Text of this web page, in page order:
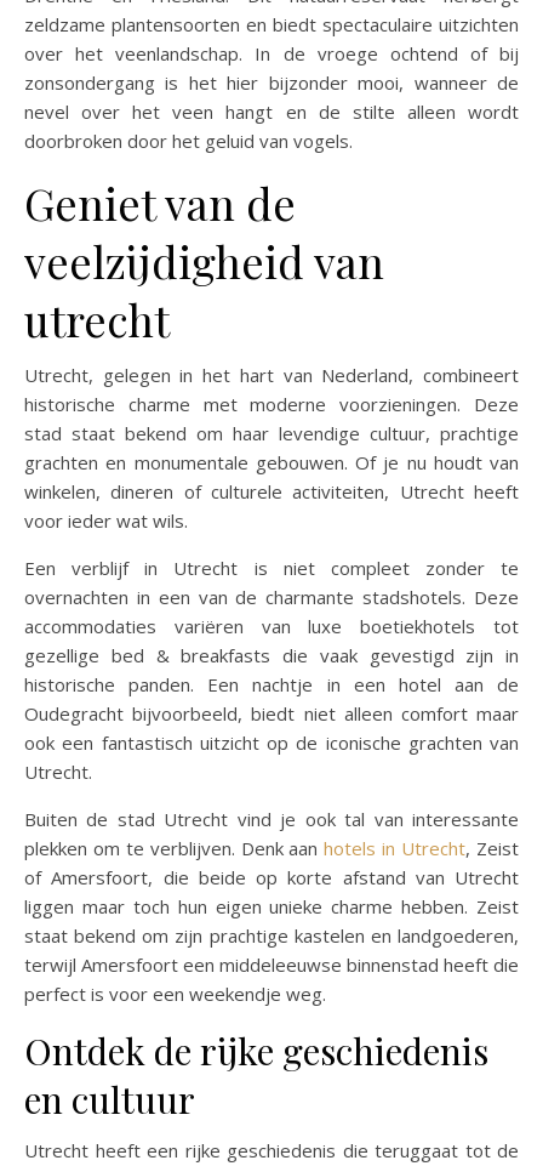
zeldzame plantensoorten en biedt spectaculaire uitzichten
over het veenlandschap. In de vroege ochtend of bij
zonsondergang is het hier bijzonder mooi, wanneer de
nevel over het veen hangt en de stilte alleen wordt
doorbroken door het geluid van vogels.
Geniet van de
veelzijdigheid van
utrecht
Utrecht, gelegen in het hart van Nederland, combineert
historische charme met moderne voorzieningen. Deze
stad staat bekend om haar levendige cultuur, prachtige
grachten en monumentale gebouwen. Of je nu houdt van
winkelen, dineren of culturele activiteiten, Utrecht heeft
voor ieder wat wils.
Een verblijf in Utrecht is niet compleet zonder te
overnachten in een van de charmante stadshotels. Deze
accommodaties variëren van luxe boetiekhotels tot
gezellige bed & breakfasts die vaak gevestigd zijn in
historische panden. Een nachtje in een hotel aan de
Oudegracht bijvoorbeeld, biedt niet alleen comfort maar
ook een fantastisch uitzicht op de iconische grachten van
Utrecht.
Buiten de stad Utrecht vind je ook tal van interessante
plekken om te verblijven. Denk aanhotels in Utrecht, Zeist
of Amersfoort, die beide op korte afstand van Utrecht
liggen maar toch hun eigen unieke charme hebben. Zeist
staat bekend om zijn prachtige kastelen en landgoederen,
terwijl Amersfoort een middeleeuwse binnenstad heeft die
perfect is voor een weekendje weg.
Ontdek de rijke geschiedenis
en cultuur
Utrecht heeft een rijke geschiedenis die teruggaat tot de